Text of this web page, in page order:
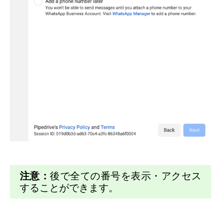
注意：後で全ての番号を表示・アクセス
することができます。